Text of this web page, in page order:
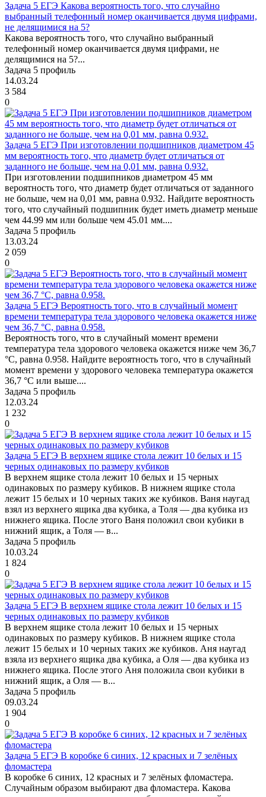
Задача 5 ЕГЭ Какова вероятность того, что случайно
выбранный телефонный номер оканчивается двумя цифрами,
не делящимися на 5?
Какова вероятность того, что случайно выбранный
телефонный номер оканчивается двумя цифрами, не
делящимися на 5?...
Задача 5 профиль
14.03.24
3 584
0
Задача 5 ЕГЭ При изготовлении подшипников диаметром 45
мм вероятность того, что диаметр будет отличаться от
заданного не больше, чем на 0,01 мм, равна 0.932.
При изготовлении подшипников диаметром 45 мм
вероятность того, что диаметр будет отличаться от заданного
не больше, чем на 0,01 мм, равна 0.932. Найдите вероятность
того, что случайный подшипник будет иметь диаметр меньше
чем 44.99 мм или больше чем 45.01 мм....
Задача 5 профиль
13.03.24
2 059
0
Задача 5 ЕГЭ Вероятность того, что в случайный момент
времени температура тела здорового человека окажется ниже
чем 36,7 °С, равна 0.958.
Вероятность того, что в случайный момент времени
температура тела здорового человека окажется ниже чем 36,7
°С, равна 0.958. Найдите вероятность того, что в случайный
момент времени у здорового человека температура окажется
36,7 °С или выше....
Задача 5 профиль
12.03.24
1 232
0
Задача 5 ЕГЭ В верхнем ящике стола лежит 10 белых и 15
черных одинаковых по размеру кубиков
В верхнем ящике стола лежит 10 белых и 15 черных
одинаковых по размеру кубиков. В нижнем ящике стола
лежит 15 белых и 10 черных таких же кубиков. Ваня наугад
взял из верхнего ящика два кубика, а Толя — два кубика из
нижнего ящика. После этого Ваня положил свои кубики в
нижний ящик, а Толя — в...
Задача 5 профиль
10.03.24
1 824
0
Задача 5 ЕГЭ В верхнем ящике стола лежит 10 белых и 15
черных одинаковых по размеру кубиков
В верхнем ящике стола лежит 10 белых и 15 черных
одинаковых по размеру кубиков. В нижнем ящике стола
лежит 15 белых и 10 черных таких же кубиков. Аня наугад
взяла из верхнего ящика два кубика, а Оля — два кубика из
нижнего ящика. После этого Аня положила свои кубики в
нижний ящик, а Оля — в...
Задача 5 профиль
09.03.24
1 904
0
Задача 5 ЕГЭ В коробке 6 синих, 12 красных и 7 зелёных
фломастера
В коробке 6 синих, 12 красных и 7 зелёных фломастера.
Случайным образом выбирают два фломастера. Какова